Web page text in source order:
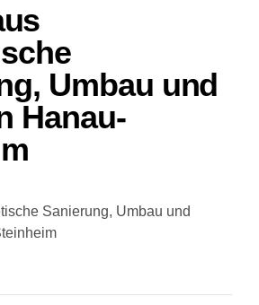
Umbau und
Hanau-
Sanierung, Umbau und